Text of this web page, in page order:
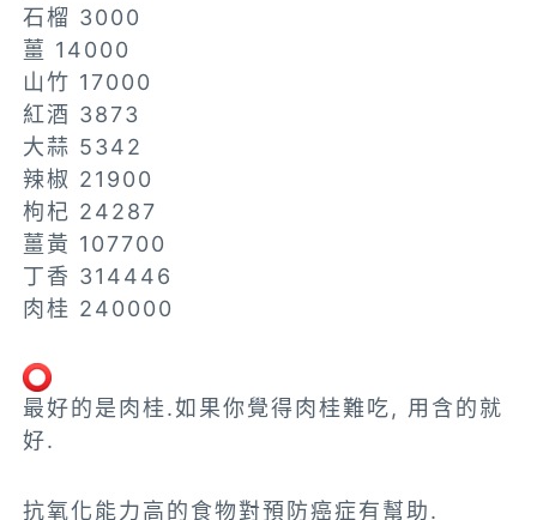
石榴 3000
薑 14000
山竹 17000
紅酒 3873
大蒜 5342
辣椒 21900
枸杞 24287
薑黃 107700
丁香 314446
肉桂 240000
最好的是肉桂.如果你覺得肉桂難吃, 用含的就
好.
抗氧化能力高的食物對預防癌症有幫助.